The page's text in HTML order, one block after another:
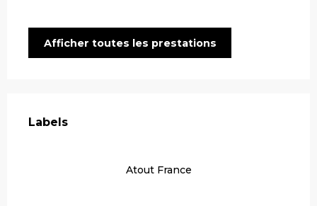
Afficher toutes les prestations
Labels
Labels
Atout France